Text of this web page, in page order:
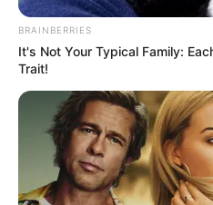
Angebote für Behinderte
Aussichtstürme
Tier- und Zooparks
Fremdenverkehrsamt
Veranstaltung für Worms
BRAINBERRIES
It's Not Your Typical Family:
Trait!